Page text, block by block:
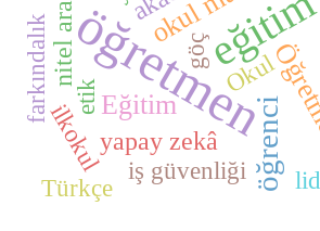
öğretmen
eğitim
öğrenci
Eğitim
yapay zekâ
ilkokul
Okul
iş güvenliği
göç
farkındalık etik
Türkçe